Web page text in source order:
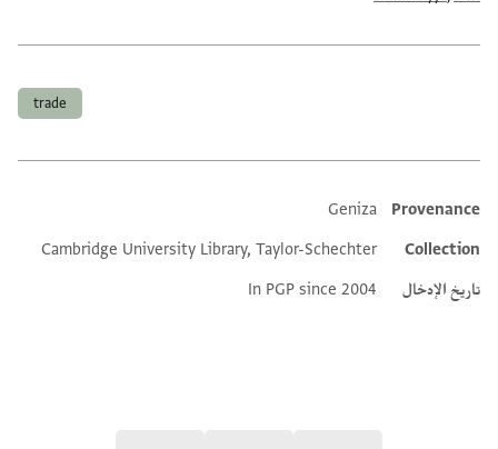
trade
Additional metadata
Provenance
Geniza
Collection
Cambridge University Library, Taylor-Schechter
تاريخ الإدخال
In PGP since 2004